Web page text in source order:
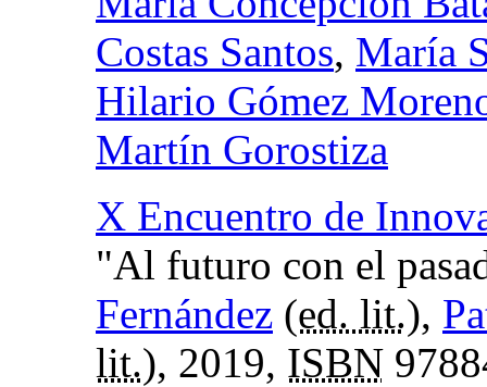
Costas Santos, María
Hilario Gómez
Martín Gorostiza
X Encuentro de
"Al futuro con el
Fernández (ed. lit.),
lit.), 2019, ISBN